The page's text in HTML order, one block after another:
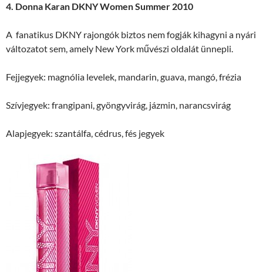
4. Donna Karan DKNY Women Summer 2010
A fanatikus DKNY rajongók biztos nem fogják kihagyni a nyári
változatot sem, amely New York művészi oldalát ünnepli.
Fejjegyek: magnólia levelek, mandarin, guava, mangó, frézia
Szívjegyek: frangipani, gyöngyvirág, jázmin, narancsvirág
Alapjegyek: szantálfa, cédrus, fés jegyek